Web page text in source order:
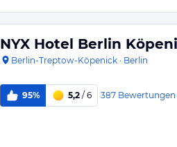
NYX Hotel Berlin
Berlin-Treptow-Köpenick · Berlin
95% 5,2 / 6 387 Bewertungen